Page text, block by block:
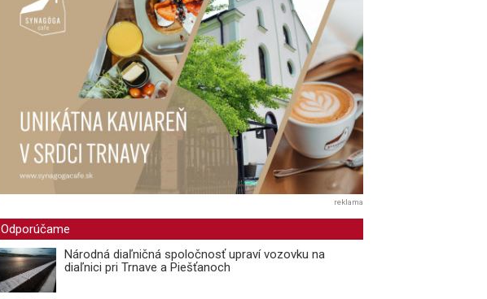
reklama
Odporúčame
Národná diaľničná spoločnosť upraví vozovku na
diaľnici pri Trnave a Piešťanoch